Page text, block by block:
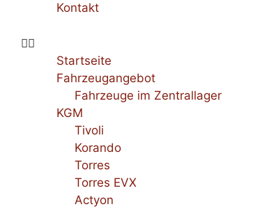
Kontakt
Startseite
Fahrzeugangebot
Fahrzeuge im Zentrallager
KGM
Tivoli
Korando
Torres
Torres EVX
Actyon